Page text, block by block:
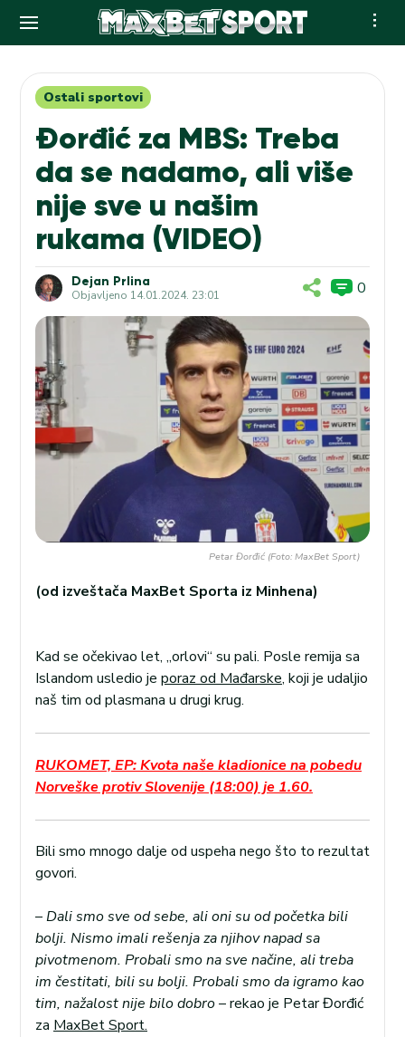
contentOstali sportovi
Đorđić za MBS: Treba
da se nadamo, ali više
nije sve u našim
rukama (VIDEO)
Dejan Prlina
Objavljeno 14.01.2024. 23:01 0
Petar Đorđić (Foto: MaxBet Sport)
(od izveštača MaxBet Sporta iz Minhena)
Kad se očekivao let, „orlovi“ su pali. Posle remija sa
Islandom usledio je poraz od Mađarske, koji je udaljio
naš tim od plasmana u drugi krug.
RUKOMET, EP: Kvota naše kladionice na pobedu
Norveške protiv Slovenije (18:00) je 1.60.
Bili smo mnogo dalje od uspeha nego što to rezultat
govori.
–Dali smo sve od sebe, ali oni su od početka bili
bolji. Nismo imali rešenja za njihov napad sa
pivotmenom. Probali smo na sve načine, ali treba
im čestitati, bili su bolji. Probali smo da igramo kao
tim, nažalost nije bilo dobro– rekao je Petar Đorđić
za MaxBet Sport.